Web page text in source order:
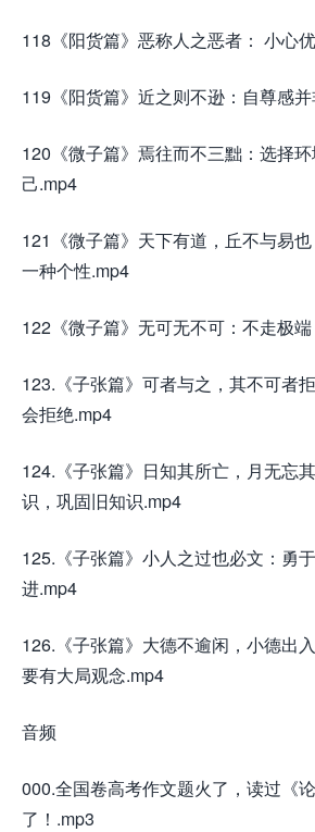
118《阳货篇》恶称人之恶者： 小心
119《阳货篇》近之则不逊：自尊感
120《微子篇》焉往而不三黜：选择
己.mp4
121《微子篇》天下有道，丘不与易
一种个性.mp4
122《微子篇》无可无不可：不走极
123.《子张篇》可者与之，其不可者
会拒绝.mp4
124.《子张篇》日知其所亡，月无忘
识，巩固旧知识.mp4
125.《子张篇》小人之过也必文：勇
进.mp4
126.《子张篇》大德不逾闲，小德出
要有大局观念.mp4
音频
000.全国卷高考作文题火了，读过《
了！.mp3